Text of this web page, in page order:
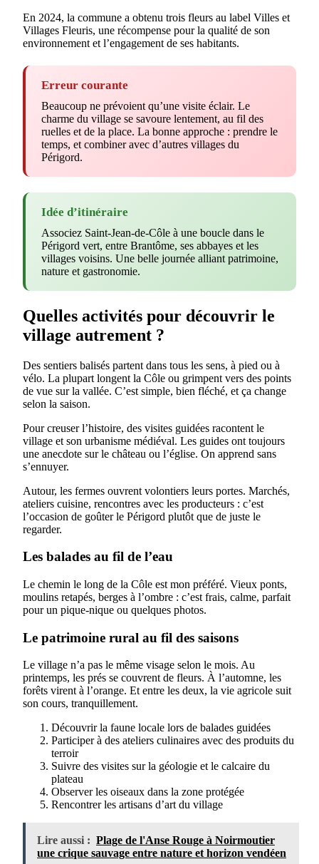
En 2024, la commune a obtenu trois fleurs au label Villes et
Villages Fleuris, une récompense pour la qualité de son
environnement et l’engagement de ses habitants.
Erreur courante
Beaucoup ne prévoient qu’une visite éclair. Le
charme du village se savoure lentement, au fil des
ruelles et de la place. La bonne approche : prendre le
temps, et combiner avec d’autres villages du
Périgord.
Idée d’itinéraire
Associez Saint-Jean-de-Côle à une boucle dans le
Périgord vert, entre Brantôme, ses abbayes et les
villages voisins. Une belle journée alliant patrimoine,
nature et gastronomie.
Quelles activités pour découvrir le
village autrement ?
Des sentiers balisés partent dans tous les sens, à pied ou à
vélo. La plupart longent la Côle ou grimpent vers des points
de vue sur la vallée. C’est simple, bien fléché, et ça change
selon la saison.
Pour creuser l’histoire, des visites guidées racontent le
village et son urbanisme médiéval. Les guides ont toujours
une anecdote sur le château ou l’église. On apprend sans
s’ennuyer.
Autour, les fermes ouvrent volontiers leurs portes. Marchés,
ateliers cuisine, rencontres avec les producteurs : c’est
l’occasion de goûter le Périgord plutôt que de juste le
regarder.
Les balades au fil de l’eau
Le chemin le long de la Côle est mon préféré. Vieux ponts,
moulins retapés, berges à l’ombre : c’est frais, calme, parfait
pour un pique-nique ou quelques photos.
Le patrimoine rural au fil des saisons
Le village n’a pas le même visage selon le mois. Au
printemps, les prés se couvrent de fleurs. À l’automne, les
forêts virent à l’orange. Et entre les deux, la vie agricole suit
son cours, tranquillement.
Découvrir la faune locale lors de balades guidées
Participer à des ateliers culinaires avec des produits du
terroir
Suivre des visites sur la géologie et le calcaire du
plateau
Observer les oiseaux dans la zone protégée
Rencontrer les artisans d’art du village
Lire aussi : Plage de l'Anse Rouge à Noirmoutier
une crique sauvage entre nature et horizon vendéen